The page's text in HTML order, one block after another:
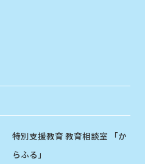
特別支援教育 教育相談室 「か
らふる」